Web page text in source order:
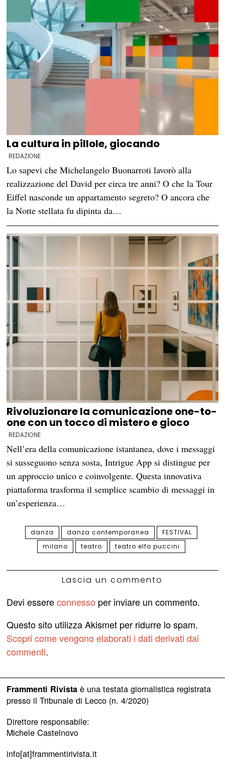
La cultura in pillole, giocando
REDAZIONE
Lo sapevi che Michelangelo Buonarroti lavorò alla
realizzazione del David per circa tre anni? O che la Tour
Eiffel nasconde un appartamento segreto? O ancora che
la Notte stellata fu dipinta da…
Rivoluzionare la comunicazione one-to-
one con un tocco di mistero e gioco
REDAZIONE
Nell’era della comunicazione istantanea, dove i messaggi
si susseguono senza sosta, Intrigue App si distingue per
un approccio unico e coinvolgente. Questa innovativa
piattaforma trasforma il semplice scambio di messaggi in
un’esperienza…
danza danza contemporanea
FESTIVAL
milano
teatro teatro elfo puccini
Lascia un commento
Devi essereconnesso per inviare un commento.
Questo sito utilizza Akismet per ridurre lo spam.
Scopri come vengono elaborati i dati derivati dai
commenti.
Frammenti Rivistaè una testata giornalistica registrata
presso il Tribunale di Lecco (n. 4/2020)
Direttore responsabile:
Michele Castelnovo
info[at]frammentirivista.it